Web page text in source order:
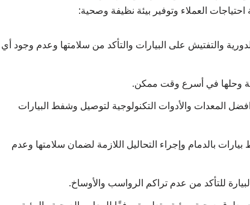
العملاء وتوفير بيئة نظيفة وصحية:
والتفتيش على البيارات والتأكد من سلامتها وعدم وجود أي
وحلها في أسرع وقت ممكن.
المعدات والأدوات التكنولوجية لتوصيل وشفط البيارات
بالدمام وإجراء التحاليل اللازمة لضمان سلامتها وعدم
للتأكد من عدم تراكم الرواسب والأوساخ.